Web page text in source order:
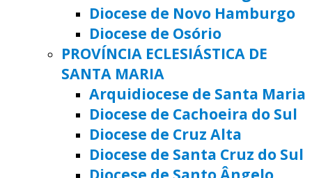
Diocese de Novo Hamburgo
Diocese de Osório
PROVÍNCIA ECLESIÁSTICA DE
SANTA MARIA
Arquidiocese de Santa Maria
Diocese de Cachoeira do Sul
Diocese de Cruz Alta
Diocese de Santa Cruz do Sul